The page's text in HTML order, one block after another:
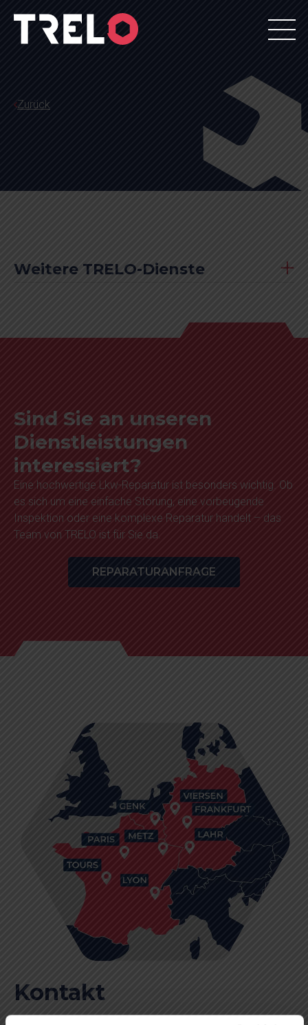
Zurück
Weitere TRELO-Dienste
Sind Sie an unseren
Dienstleistungen
interessiert?
Eine hochwertige Lkw-Reparatur ist besonders wichtig. Ob
es sich um eine einfache Störung, eine vorbeugende
Inspektion oder eine komplexe Reparatur handelt – das
Team von TRELO ist für Sie da.
REPARATURANFRAGE
Kontakt